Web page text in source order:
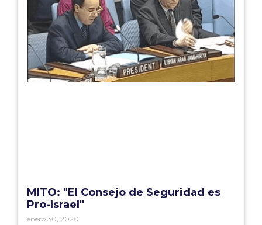
MITO: "El Consejo de Seguridad es
Pro-Israel"
enero 30, 2020